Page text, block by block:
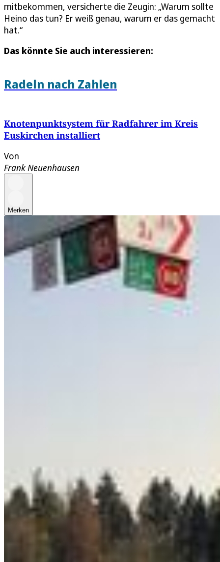
mitbekommen, versicherte die Zeugin: „Warum sollte
Heino das tun? Er weiß genau, warum er das gemacht
hat.“
Das könnte Sie auch interessieren:
Radeln nach Zahlen
Knotenpunktsystem für Radfahrer im Kreis
Euskirchen installiert
Von
Frank Neuenhausen
Merken